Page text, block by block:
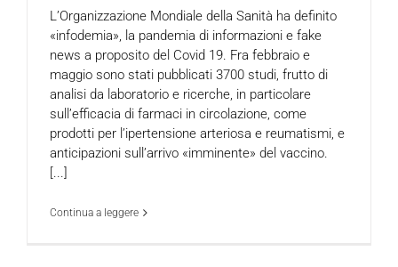
L’Organizzazione Mondiale della Sanità ha definito
«infodemia», la pandemia di informazioni e fake
news a proposito del Covid 19. Fra febbraio e
maggio sono stati pubblicati 3700 studi, frutto di
analisi da laboratorio e ricerche, in particolare
sull’efficacia di farmaci in circolazione, come
prodotti per l’ipertensione arteriosa e reumatismi, e
anticipazioni sull’arrivo «imminente» del vaccino.
[...]
Continua a leggere